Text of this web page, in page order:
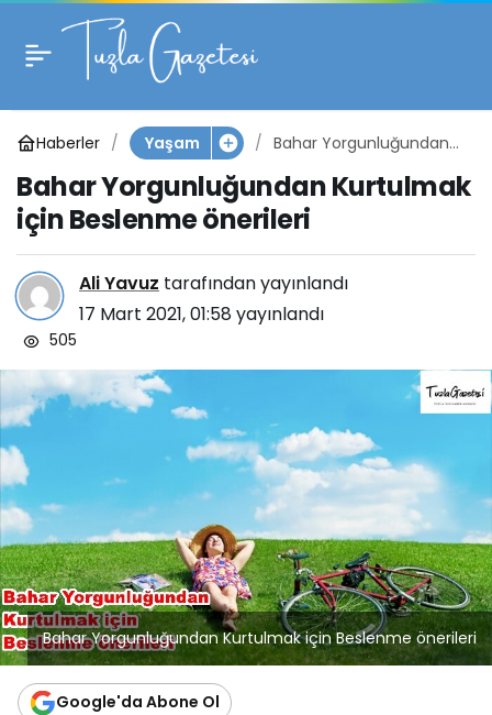
Haberler Yaşam
Bahar Yorgunluğundan
önerileri
Bahar Yorgunluğundan Kurtulmak
için Beslenme önerileri
Ali Yavuz tarafından yayınlandı
17 Mart 2021, 01:58 yayınlandı
505
Bahar Yorgunluğundan Kurtulmak için Beslenme önerileri
Google'da Abone Ol
Bahar Yorgunluğundan
Beslenme önerileri